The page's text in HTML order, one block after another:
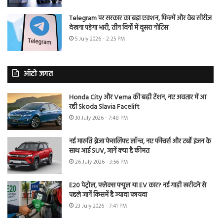
Telegram पर सरकार का बड़ा एक्शन, फिल्में और वेब सीरीज
देखना पड़ेगा भारी, तीन दिनों में दूसरा नोटिस
5 July 2026 - 2:25 PM
ऑटो जगत
Honda City और Verna की बढ़ी टेंशन, नए अवतार में आ
रही Skoda Slavia Facelift
30 July 2026 - 7:48 PM
नई मारुति ब्रेजा फेसलिफ्ट लॉन्च, नए फीचर्स और टर्बो इंजन के
साथ आई SUV, जानें क्या है कीमत
26 July 2026 - 3:56 PM
E20 पेट्रोल, फ्लेक्स फ्यूल या EV कार? नई गाड़ी खरीदने से
पहले जानें किसमें है ज्यादा फायदा
23 July 2026 - 7:41 PM